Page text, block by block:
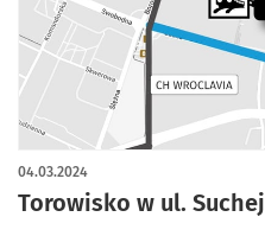
Torowisko w ul. Suchej
04.03.2024